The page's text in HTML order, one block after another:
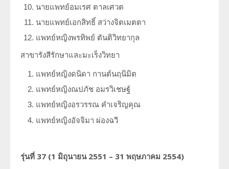
นายแพทย์อมเรศ ตาลเศวต
นายแพทย์เอกสิทธิ์ สว่างจิตเมตตา
แพทย์หญิงพรทิพย์ ตันติวิทยากุล
สาขารังสีรักษาและมะเร็งวิทยา
แพทย์หญิงดนิดา กานต์นฤนิมิต
แพทย์หญิงณปภัช อมรวิเชษฐ์
แพทย์หญิงอรวรรณ คำเจริญคุณ
แพทย์หญิงอัจจิมา ผ่องฉวี
รุ่นที่ 37 (1 มิถุนายน 2551 – 31 พฤษภาคม 2554)